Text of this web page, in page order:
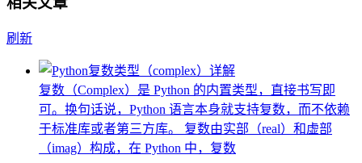
刷新
复数（Complex）是 Python 的内置类型，直接书写即
可。换句话说，Python 语言本身就支持复数，而不依赖
于标准库或者第三方库。 复数由实部（real）和虚部
（imag）构成，在 Python 中，复数